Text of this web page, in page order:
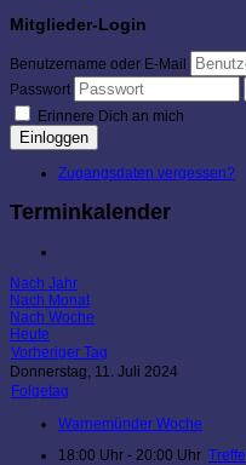
Mitglieder-Login
Benutzername oder E-Mail
Passwort
Erinnere Dich an mich
Einloggen
Zugangsdaten vergessen?
Terminkalender
Nach Jahr
Nach Monat
Nach Woche
Heute
Vorheriger Tag
Donnerstag, 11. Juli 2024
Folgetag
Warnemünder Woche
18:00 Uhr - 20:00 Uhr